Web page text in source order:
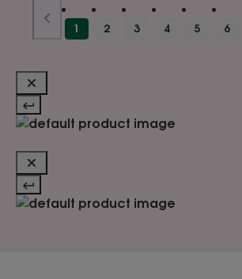
1 2 3 4 5 6